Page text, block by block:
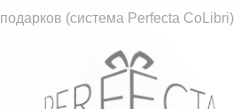
(система Perfecta CoLibri)